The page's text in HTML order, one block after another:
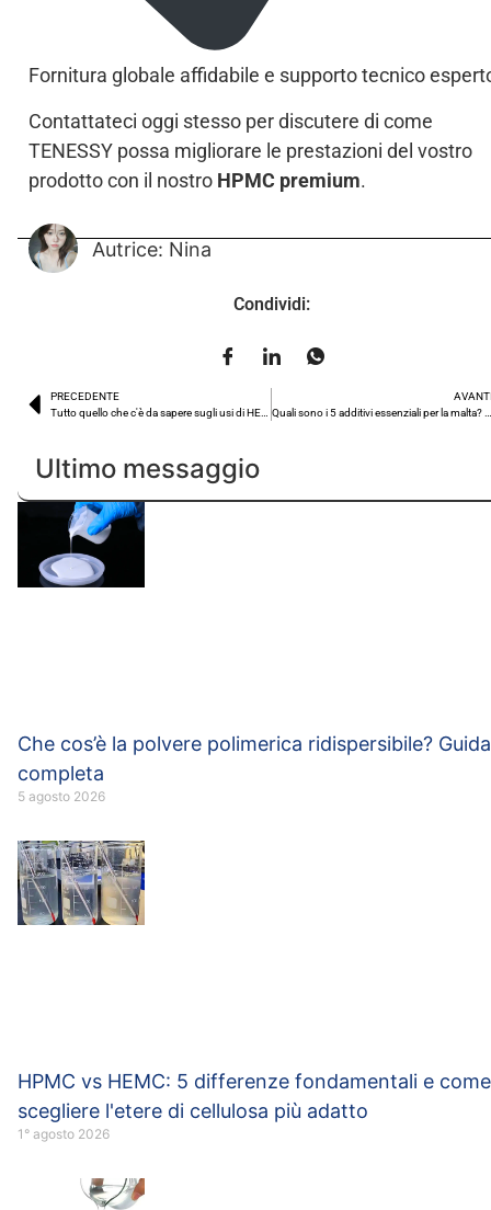
Fornitura globale affidabile e supporto tecnico
Contattateci oggi stesso per discutere di come
TENESSY possa migliorare le prestazioni del vostro
prodotto con il nostro HPMC premium.
Autrice: Nina
Condividi:
PRECEDENTE
Tutto quello che c'è da sapere sugli usi di HEC in polvere
Quali sono i 5 additivi essenziali per la
Ultimo messaggio
Che cos’è la polvere polimerica ridispersibile? Guida
completa
5 agosto 2026
HPMC vs HEMC: 5 differenze fondamentali e come
scegliere l'etere di cellulosa più adatto
1° agosto 2026